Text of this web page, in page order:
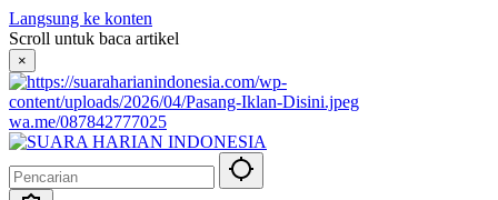
Langsung ke konten
Scroll untuk baca artikel
×
wa.me/087842777025